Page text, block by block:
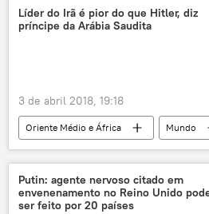
condenação
Operação Lava Jato
julgamento
habeas corpus
Líder do Irã é pior do que Hitler, diz
príncipe da Arábia Saudita
3 de abril 2018, 19:18
Oriente Médio e África
Mundo
Notícias
Arábia Saudita
Israel
Mohammed bin Salman
aiatolá Ali Khamenei
Adolf Hitler
Putin: agente nervoso citado em
envenenamento no Reino Unido
ser feito por 20 países